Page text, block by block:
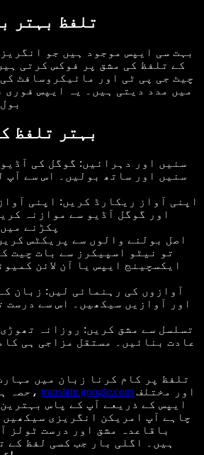
تلفظ بہتر
بہت سی ایپس موجود ہیں جو
کے تلفظ کی مشق پر فوکس کرتی
چیٹ جی پی ٹی اور مائیکروسافٹ
میں مدد دیتی ہیں۔ یہ ایپس فوری
بہتر تلفظ
سنیں اور دہرائیں: گوگل کی
سنیں اور ساتھ بولیں۔ اس سے آپ
اپنی آواز ریکارڈ کریں: اپنی
اور گوگل آڈیو سے موازنہ
پکڑنے
اصل بولنے والوں سے پریکٹس
تو نیٹو اسپیکرز سے بات چیت
ایکسچینج ایپس یا آن لائن
آوازوں کی رہنمائی لیں: زبان
اور آوازیں سیکھیں۔ اس سے درست
تسلسل سے مشق کریں: روزانہ
عادت بنائیں۔ مستقل مزاجی ہی
تلفظ پر کام کرنا زبان میں
حصہ ہے۔ گوگل آڈیو تلفظ، translate.google.com
ایپس کے ذریعے آپ کے پاس
چاہے آپ امریکن انگریزی سیکھیں
باقاعدہ مشق اور درست ٹولز
ہیں۔ اگلی بار جب کسی لفظ کے